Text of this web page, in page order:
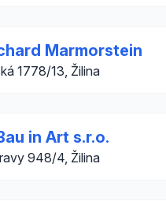
Marmorstein
1778/13, Žilina
in Art s.r.o.
948/4, Žilina